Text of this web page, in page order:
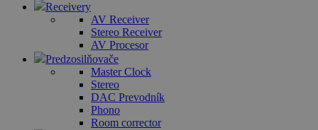
Receivery
AV Receiver
Stereo Receiver
AV Procesor
Predzosilňovače
Master Clock
Stereo
DAC Prevodník
Phono
Room corrector